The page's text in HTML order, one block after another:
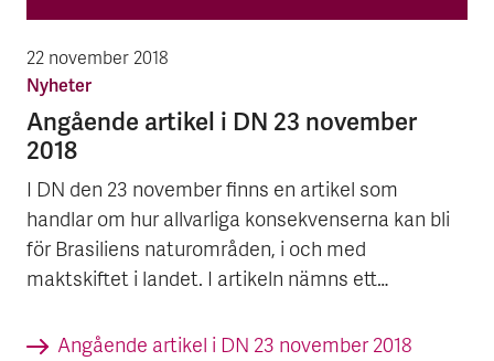
22 november 2018
Nyheter
An­gå­en­de ar­tik­el i DN 23 no­vem­ber
2018
I DN den 23 november finns en artikel som
handlar om hur allvarliga konsekvenserna kan bli
för Brasiliens naturområden, i och med
maktskiftet i landet. I artikeln nämns ett
och där EKN medverkat i affären.
An­gå­en­de ar­tik­el i DN 23 no­vem­ber 2018